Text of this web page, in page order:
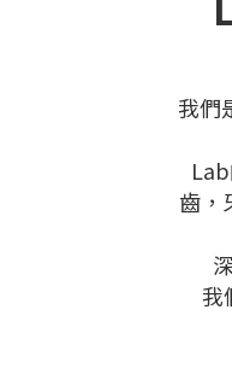
我們
齒，
我